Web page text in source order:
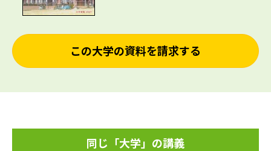
この大学の資料を請求する
同じ「大学」の講義